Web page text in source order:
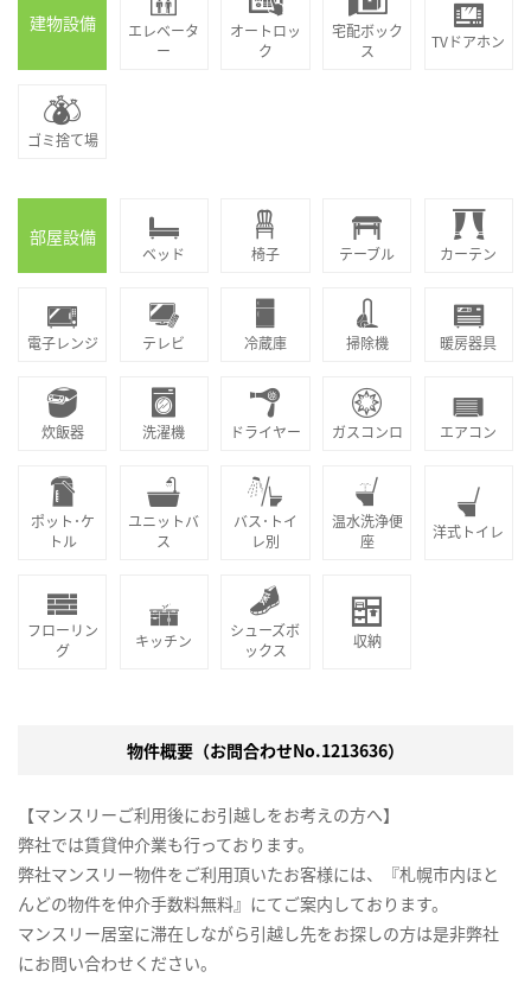
建物設備
エレベータ
ー
オートロッ
ク
宅配ボック
ス
TVドアホン
ゴミ捨て場
部屋設備
ベッド 椅子 テーブル カーテン
電子レンジ テレビ 冷蔵庫 掃除機 暖房器具
炊飯器 洗濯機 ドライヤー ガスコンロ エアコン
ポット･ケ
トル
ユニットバ
ス
バス･トイ
レ別
温水洗浄便
座
洋式トイレ
フローリン
グ
キッチン
シューズボ
ックス
収納
物件概要（お問合わせNo.1213636）
【マンスリーご利用後にお引越しをお考えの方へ】
弊社では賃貸仲介業も行っております。
弊社マンスリー物件をご利用頂いたお客様には、『札幌市内ほと
んどの物件を仲介手数料無料』にてご案内しております。
マンスリー居室に滞在しながら引越し先をお探しの方は是非弊社
にお問い合わせください。